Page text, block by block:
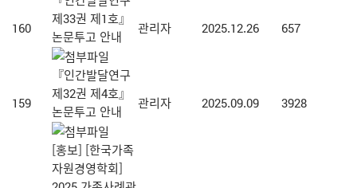
160
제33권 제1호』
논문투고 안내
관리자 2025.12.26 657
159
『인간발달연구
제32권 제4호』
논문투고 안내
관리자 2025.09.09 3928
[홍보] [한국가족
자원경영학회]